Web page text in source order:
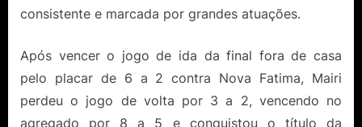
consistente e marcada por grandes atuações.
Após vencer o jogo de ida da final fora de casa
pelo placar de 6 a 2 contra Nova Fatima, Mairi
perdeu o jogo de volta por 3 a 2, vencendo no
agregado por 8 a 5 e conquistou o título da